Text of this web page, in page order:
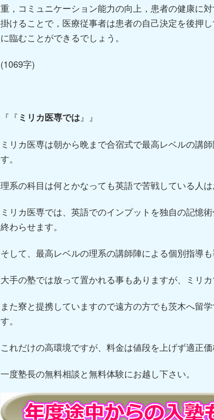
重，コミュニケーション能力の向上，患者の健康に
掛けることで，医療従事者は患者の自己決定を後押
に臨むことができるでしょう。
(1069字)
『『 ミリカ医専では 』』
ミリカ医専は朝から晩まで合宿式で最高レベルの講
す。
理系の科目は何とかなっても英語で苦戦している人は
ミリカ医専では、英語でのインプットを独自の記憶
終わらせます。
そして、最高レベルの理系の講師陣による個別指導
大手の塾では放って置かれる事もありますが、ミリ
また寮と提携していますので遠方の方でも茨木へ留
す。
これだけの高環境ですが、料金は値段を上げず適正価
一度塾長の無料相談と無料体験にお越し下さい。